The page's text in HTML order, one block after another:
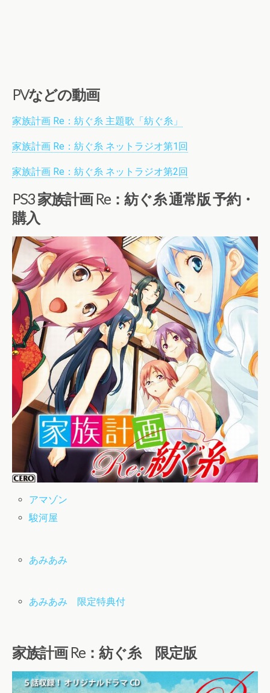
PVなどの動画
家族計画 Re：紡ぐ糸 主題歌「紡ぐ糸」
家族計画 Re：紡ぐ糸 ネットラジオ第1回
家族計画 Re：紡ぐ糸 ネットラジオ第2回
PS3 家族計画 Re：紡ぐ糸 通常版 予約・
購入
アマゾン
駿河屋
あみあみ
あみあみ 限定特典付
家族計画 Re：紡ぐ糸 限定版